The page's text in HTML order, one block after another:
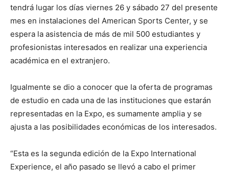
tendrá lugar los días viernes 26 y sábado 27 del presente
mes en instalaciones del American Sports Center, y se
espera la asistencia de más de mil 500 estudiantes y
profesionistas interesados en realizar una experiencia
académica en el extranjero.
Igualmente se dio a conocer que la oferta de programas
de estudio en cada una de las instituciones que estarán
representadas en la Expo, es sumamente amplia y se
ajusta a las posibilidades económicas de los interesados.
“Esta es la segunda edición de la Expo International
Experience, el año pasado se llevó a cabo el primer